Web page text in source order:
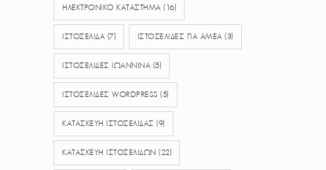
ΗΛΕΚΤΡΟΝΙΚΟ ΚΑΤΑΣΤΗΜΑ(16)
ΙΣΤΟΣΕΛΙΔΑ(7) ΙΣΤΟΣΕΛΙΔΕΣ ΓΙΑ ΑΜΕΑ(3)
ΙΣΤΟΣΕΛΙΔΕΣ ΙΩΑΝΝΙΝΑ(5)
ΙΣΤΟΣΕΛΊΔΕΣ WORDPRESS (5)
ΚΑΤΑΣΚΕΥΗ ΙΣΤΟΣΕΛΙΔΑΣ (9)
ΚΑΤΑΣΚΕΥΗ ΙΣΤΟΣΕΛΙΔΩΝ (22)